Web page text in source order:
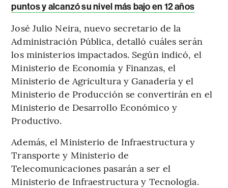
puntos y alcanzó su nivel más bajo en 12 años
José Julio Neira, nuevo secretario de la
Administración Pública, detalló cuáles serán
los ministerios impactados. Según indicó, el
Ministerio de Economía y Finanzas, el
Ministerio de Agricultura y Ganadería y el
Ministerio de Producción se convertirán en el
Ministerio de Desarrollo Económico y
Productivo.
Además, el Ministerio de Infraestructura y
Transporte y Ministerio de
Telecomunicaciones pasarán a ser el
Ministerio de Infraestructura y Tecnología.